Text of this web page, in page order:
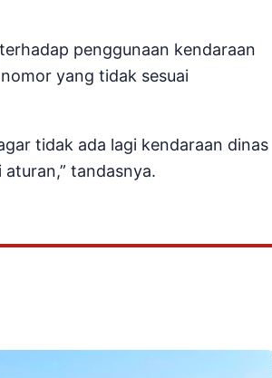
penggunaan kendaraan
yang tidak sesuai
tidak ada lagi kendaraan dinas
tandasnya.